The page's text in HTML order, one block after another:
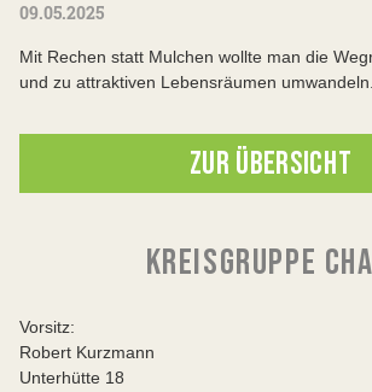
09.05.2025
Mit Rechen statt Mulchen wollte man die
und zu attraktiven Lebensräumen
ZUR ÜBERSICHT
KREISGRUPPE
Vorsitz:
Robert Kurzmann
Unterhütte 18